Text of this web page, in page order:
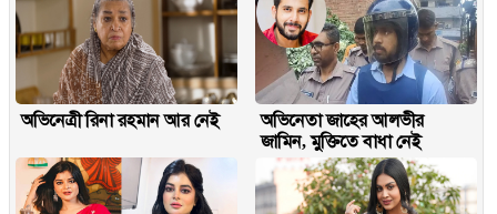
অভিনেত্রী রিনা রহমান আর নেই
অভিনেতা জাহের আলভীর
জামিন, মুক্তিতে বাধা নেই